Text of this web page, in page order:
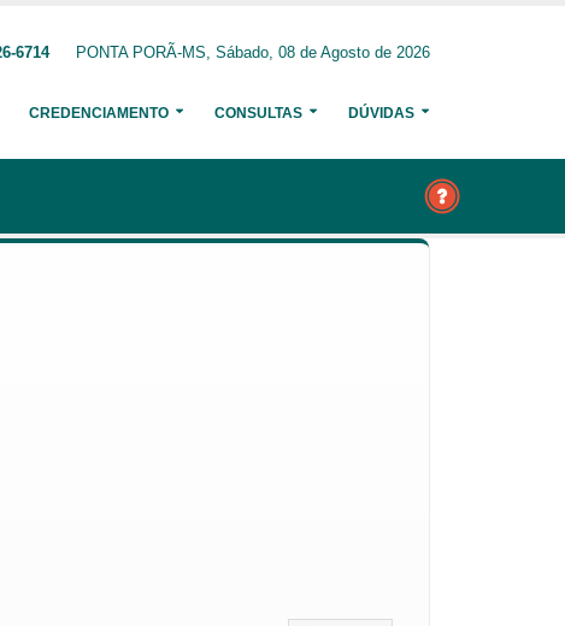
6714 PONTA PORÃ-MS, Sábado, 08 de Agosto de 2026
CREDENCIAMENTO CONSULTAS DÚVIDAS